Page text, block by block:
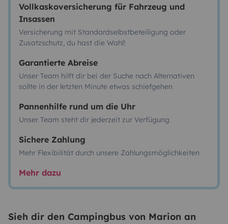
Vollkaskoversicherung für Fahrzeug und
Insassen
Versicherung mit Standardselbstbeteiligung oder
Zusatzschutz, du hast die Wahl!
Garantierte Abreise
Unser Team hilft dir bei der Suche nach Alternativen
sollte in der letzten Minute etwas schiefgehen
Pannenhilfe rund um die Uhr
Unser Team steht dir jederzeit zur Verfügung
Sichere Zahlung
Mehr Flexibilität durch unsere Zahlungsmöglichkeiten
Mehr dazu
Sieh dir den Campingbus von Marion an